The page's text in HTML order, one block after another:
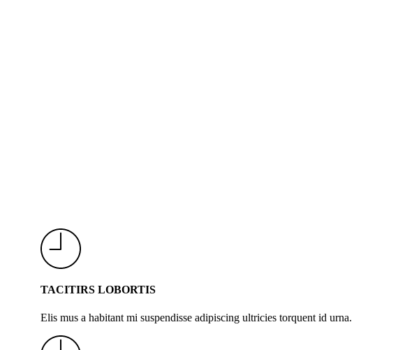
TACITIRS LOBORTIS
Elis mus a habitant mi suspendisse adipiscing ultricies torquent id urna.